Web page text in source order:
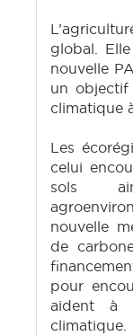
global.
nouvelle
un
climatique
Les
celui
sols
nouvelle
de
pour
aident à
climatique.